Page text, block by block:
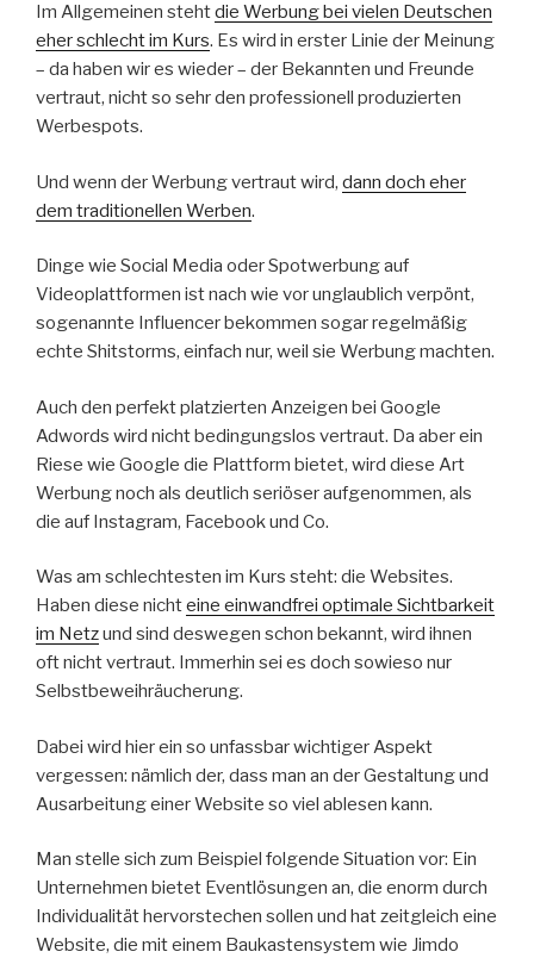
Im Allgemeinen stehtdie Werbung bei vielen Deutschen
eher schlecht im Kurs. Es wird in erster Linie der Meinung
– da haben wir es wieder – der Bekannten und Freunde
vertraut, nicht so sehr den professionell produzierten
Werbespots.
Und wenn der Werbung vertraut wird, dann doch eher
dem traditionellen Werben.
Dinge wie Social Media oder Spotwerbung auf
Videoplattformen ist nach wie vor unglaublich verpönt,
sogenannte Influencer bekommen sogar regelmäßig
echte Shitstorms, einfach nur, weil sie Werbung machten.
Auch den perfekt platzierten Anzeigen bei Google
Adwords wird nicht bedingungslos vertraut. Da aber ein
Riese wie Google die Plattform bietet, wird diese Art
Werbung noch als deutlich seriöser aufgenommen, als
die auf Instagram, Facebook und Co.
Was am schlechtesten im Kurs steht: die Websites.
Haben diese nichteine einwandfrei optimale Sichtbarkeit
im Netzund sind deswegen schon bekannt, wird ihnen
oft nicht vertraut. Immerhin sei es doch sowieso nur
Selbstbeweihräucherung.
Dabei wird hier ein so unfassbar wichtiger Aspekt
vergessen: nämlich der, dass man an der Gestaltung und
Ausarbeitung einer Website so viel ablesen kann.
Man stelle sich zum Beispiel folgende Situation vor: Ein
Unternehmen bietet Eventlösungen an, die enorm durch
Individualität hervorstechen sollen und hat zeitgleich eine
Website, die mit einem Baukastensystem wie Jimdo